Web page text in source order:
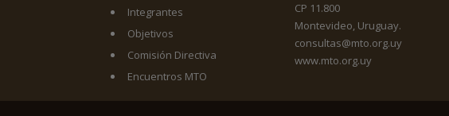
Integrantes
Objetivos
Comisión Directiva
Encuentros MTO
CP 11.800
Montevideo, Uruguay.
consultas@mto.org.uy
www.mto.org.uy